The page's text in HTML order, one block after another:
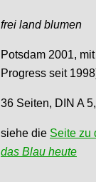
frei land blumen
Potsdam 2001,
Progress seit
36 Seiten, DIN A
siehe die Seite zu
das Blau heute